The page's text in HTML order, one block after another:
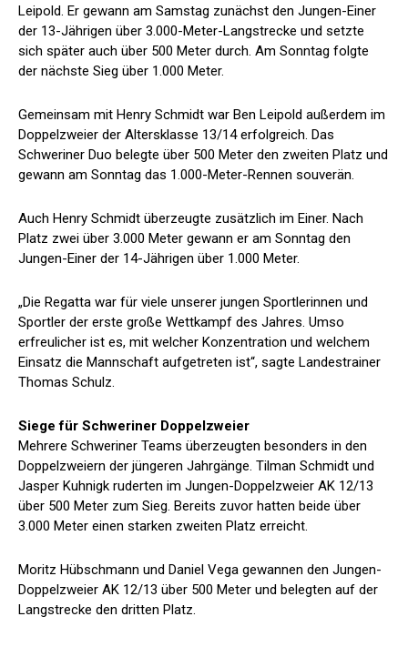
Leipold. Er gewann am Samstag zunächst den Jungen-Einer
der 13-Jährigen über 3.000-Meter-Langstrecke und setzte
sich später auch über 500 Meter durch. Am Sonntag folgte
der nächste Sieg über 1.000 Meter.
Gemeinsam mit Henry Schmidt war Ben Leipold außerdem im
Doppelzweier der Altersklasse 13/14 erfolgreich. Das
Schweriner Duo belegte über 500 Meter den zweiten Platz und
gewann am Sonntag das 1.000-Meter-Rennen souverän.
Auch Henry Schmidt überzeugte zusätzlich im Einer. Nach
Platz zwei über 3.000 Meter gewann er am Sonntag den
Jungen-Einer der 14-Jährigen über 1.000 Meter.
„Die Regatta war für viele unserer jungen Sportlerinnen und
Sportler der erste große Wettkampf des Jahres. Umso
erfreulicher ist es, mit welcher Konzentration und welchem
Einsatz die Mannschaft aufgetreten ist“, sagte Landestrainer
Thomas Schulz.
Siege für Schweriner Doppelzweier
Mehrere Schweriner Teams überzeugten besonders in den
Doppelzweiern der jüngeren Jahrgänge. Tilman Schmidt und
Jasper Kuhnigk ruderten im Jungen-Doppelzweier AK 12/13
über 500 Meter zum Sieg. Bereits zuvor hatten beide über
3.000 Meter einen starken zweiten Platz erreicht.
Moritz Hübschmann und Daniel Vega gewannen den Jungen-
Doppelzweier AK 12/13 über 500 Meter und belegten auf der
Langstrecke den dritten Platz.